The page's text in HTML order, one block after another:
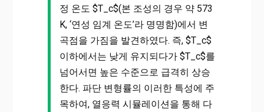
정 온도 $T_c$(본 조성의 경우 약 573
K, ‘연성 임계 온도’라 명명함)에서 변
곡점을 가짐을 발견하였다. 즉, $T_c$
이하에서는 낮게 유지되다가 $T_c$를
넘어서면 높은 수준으로 급격히 상승
한다. 파단 변형률의 이러한 특성에 주
목하여, 열응력 시뮬레이션을 통해 다